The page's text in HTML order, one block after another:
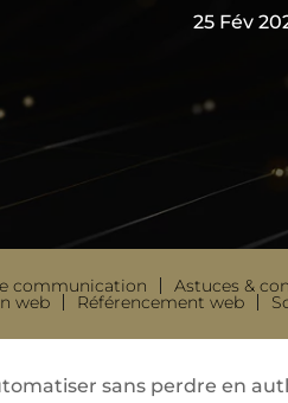
25 Fév
communication Astuces &
web Référencement web
sans perdre en